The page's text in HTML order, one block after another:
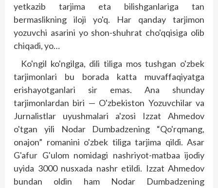
yetkazib tarjima eta bilishganlariga tan
bermaslikning iloji yo'q. Har qanday tarjimon
yozuvchi asarini yo shon-shuhrat cho'qqisiga olib
chiqadi, yo…
Ko'ngil ko'ngilga, dili tiliga mos tushgan o'zbek
tarjimonlari bu borada katta muvaffaqiyatga
erishayotganlari sir emas. Ana shunday
tarjimonlardan biri — O'zbekiston Yozuvchilar va
Jurnalistlar uyushmalari a'zosi Izzat Ahmedov
o'tgan yili Nodar Dumbadzening “Qo'rqmang,
onajon” romanini o'zbek tiliga tarjima qildi. Asar
G'afur G'ulom nomidagi nashriyot-matbaa ijodiy
uyida 3000 nusxada nashr etildi. Izzat Ahmedov
bundan oldin ham Nodar Dumbadzening